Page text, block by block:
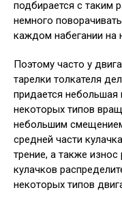
подбирается с таким
немного
каждом набегании на
Поэтому часто у
тарелки толкателя
придается небольшая
некоторых типов
небольшим
средней части
трение, а также износ
кулачков
некоторых типов